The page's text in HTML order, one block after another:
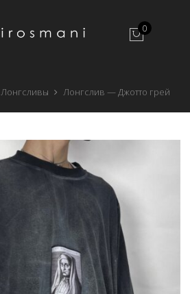
0
Лонгсливы Лонгслив — Джотто грей